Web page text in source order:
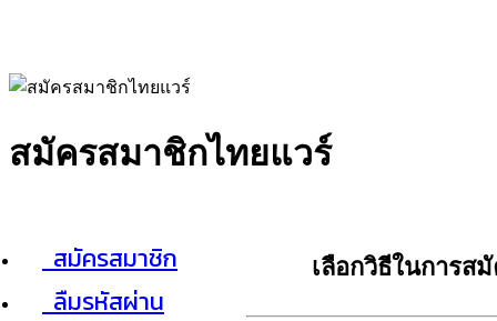
สมัครสมาชิกไทยแวร์
สมัครสมาชิก
ลืมรหัสผ่าน
เลือกวิธีในการส